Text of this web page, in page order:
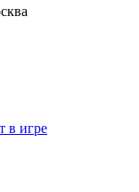
в игре